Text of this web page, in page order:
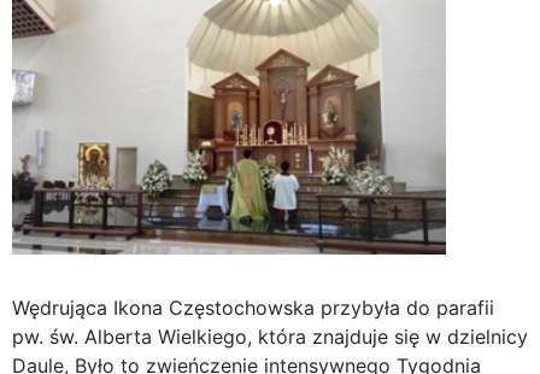
Wędrująca Ikona Częstochowska przybyła do parafii
pw. św. Alberta Wielkiego, która znajduje się w dzielnicy
Daule, Było to zwieńczenie intensywnego Tygodnia